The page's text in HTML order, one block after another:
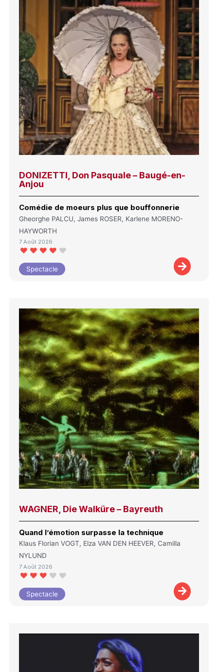
DONIZETTI, Don Pasquale – Baugé-en-
Anjou
Comédie de moeurs plus que bouffonnerie
Gheorghe PALCU, James ROSER, Karlene MORENO-
HAYWORTH
7 Août 2026
Spectacle
WAGNER, Die Walküre – Bayreuth
Quand l’émotion surpasse la technique
Klaus Florian VOGT, Elza VAN DEN HEEVER, Camilla
NYLUND
7 Août 2026
Spectacle